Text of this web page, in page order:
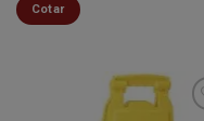
Cotar